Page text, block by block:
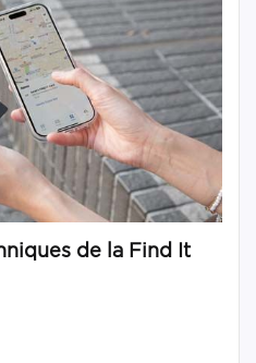
de la Find It